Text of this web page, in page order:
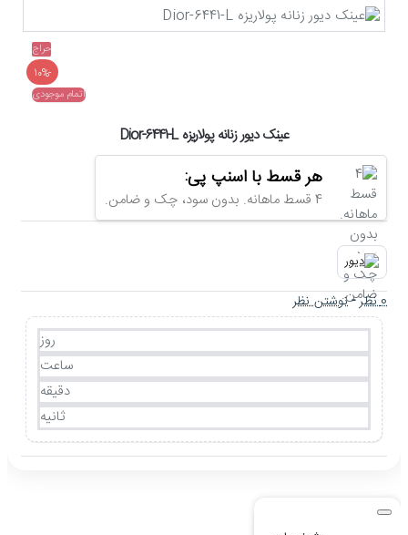
حراج
-10%
اتمام موجودی
عینک دیور زنانه پولاریزه Dior-6441-L
هر قسط با اسنپ پی:
4 قسط ماهانه. بدون سود، چک و ضامن.
0 نظر -نوشتن نظر
روز
ساعت
دقیقه
ثانیه